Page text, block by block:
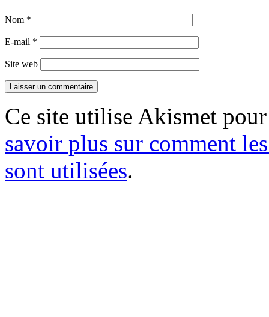
Nom *
E-mail *
Site web
Ce site utilise Akismet
savoir plus sur comment
sont utilisées.